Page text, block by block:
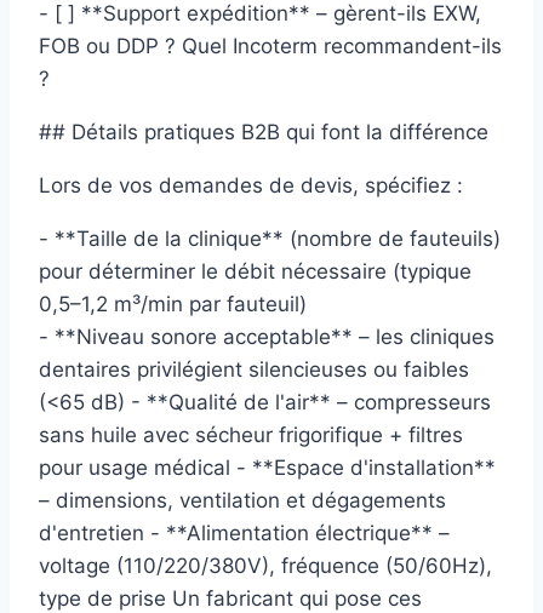
- [ ] **Support expédition** – gèrent-ils EXW,
FOB ou DDP ? Quel Incoterm recommandent-ils
?
## Détails pratiques B2B qui font la différence
Lors de vos demandes de devis, spécifiez :
- **Taille de la clinique** (nombre de fauteuils)
pour déterminer le débit nécessaire (typique
0,5–1,2 m³/min par fauteuil)
- **Niveau sonore acceptable** – les cliniques
dentaires privilégient silencieuses ou faibles
(<65 dB) - **Qualité de l'air** – compresseurs
sans huile avec sécheur frigorifique + filtres
pour usage médical - **Espace d'installation**
– dimensions, ventilation et dégagements
d'entretien - **Alimentation électrique** –
voltage (110/220/380V), fréquence (50/60Hz),
type de prise Un fabricant qui pose ces